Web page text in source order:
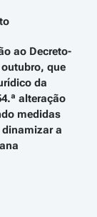
ao Decreto-
outubro, que
da
alteração
medidas
a